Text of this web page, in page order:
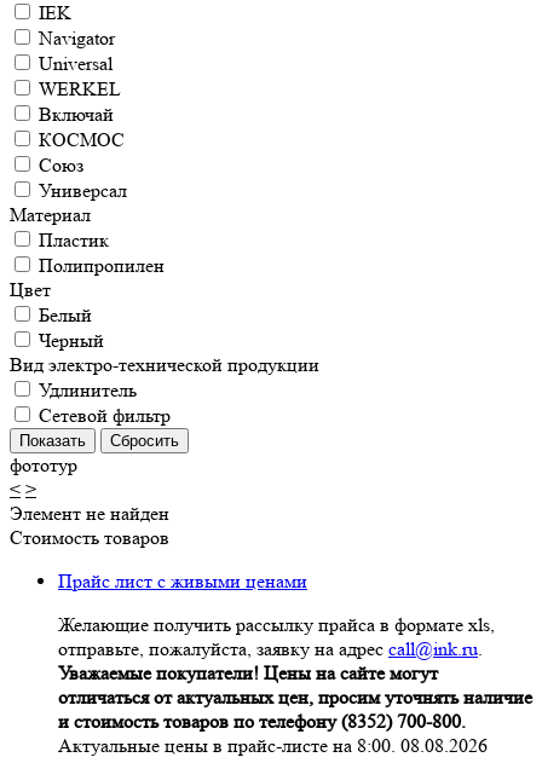
IEK
Navigator
Universal
WERKEL
Включай
КОСМОС
Союз
Универсал
Материал
Пластик
Полипропилен
Цвет
Белый
Черный
Вид электро-технической продукции
Удлинитель
Сетевой фильтр
фототур
< >
Элемент не найден
Стоимость товаров
Прайс лист с живыми ценами
Желающие получить рассылку прайса в формате xls,
отправьте, пожалуйста, заявку на адрес call@ink.ru.
Уважаемые покупатели! Цены на сайте могут
отличаться от актуальных цен, просим уточнять наличие
и стоимость товаров по телефону (8352) 700-800.
Актуальные цены в прайс-листе на 8:00. 08.08.2026